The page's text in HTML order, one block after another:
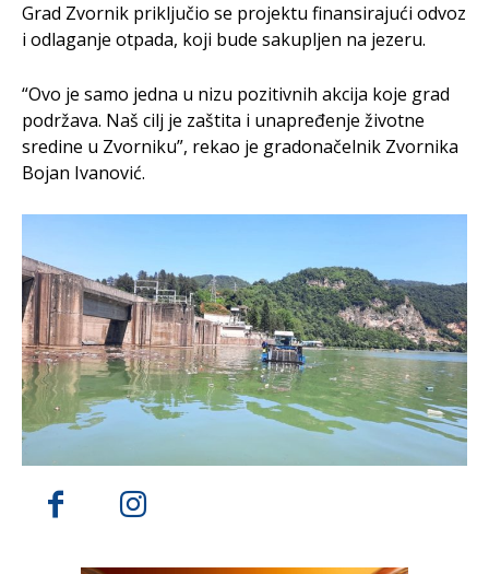
Grad Zvornik priključio se projektu finansirajući odvoz
i odlaganje otpada, koji bude sakupljen na jezeru.
“Ovo je samo jedna u nizu pozitivnih akcija koje grad
podržava. Naš cilj je zaštita i unapređenje životne
sredine u Zvorniku”, rekao je gradonačelnik Zvornika
Bojan Ivanović.